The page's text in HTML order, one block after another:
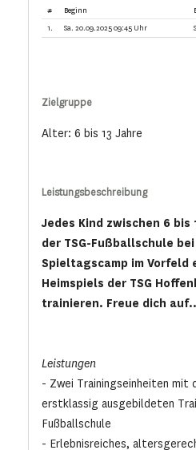
# Beginn
1.
Sa. 20.09.2025 09:45 Uhr
Zielgruppe
Alter: 6 bis 13 Jahre
Leistungsbeschreibung
Jedes Kind zwischen 6 bis
der TSG-Fußballschule
Spieltagscamp im Vorfeld
Heimspiels der TSG
trainieren. Freue dich
Leistungen
- Zwei Trainingseinheiten mit
erstklassig ausgebildeten
Fußballschule
- Erlebnisreiches,